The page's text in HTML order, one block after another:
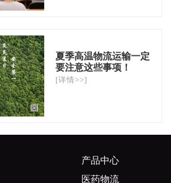
夏季高温物流运输一定
要注意这些事项！
[详情>>]
产品中心
医药物流